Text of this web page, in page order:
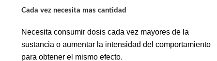
Cada vez necesita mas cantidad
Necesita consumir dosis cada vez mayores de la
sustancia o aumentar la intensidad del comportamiento
para obtener el mismo efecto.